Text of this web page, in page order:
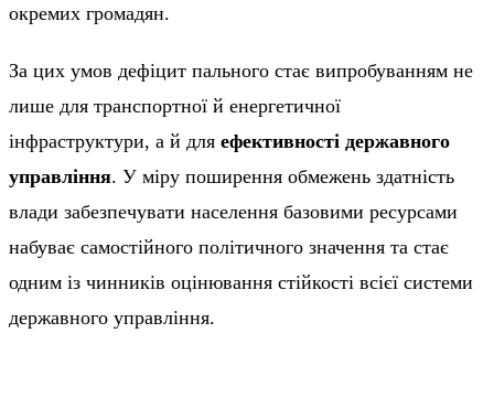
окремих громадян.
За цих умов дефіцит пального стає випробуванням не
лише для транспортної й енергетичної
інфраструктури, а й для ефективності державного
управління. У міру поширення обмежень здатність
влади забезпечувати населення базовими ресурсами
набуває самостійного політичного значення та стає
одним із чинників оцінювання стійкості всієї системи
державного управління.